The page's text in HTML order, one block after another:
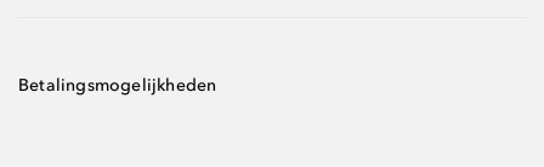
Betalingsmogelijkheden